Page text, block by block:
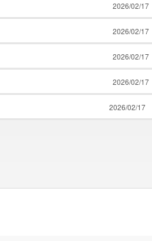
2026/02/17
2026/02/17
2026/02/17
2026/02/17
2026/02/17